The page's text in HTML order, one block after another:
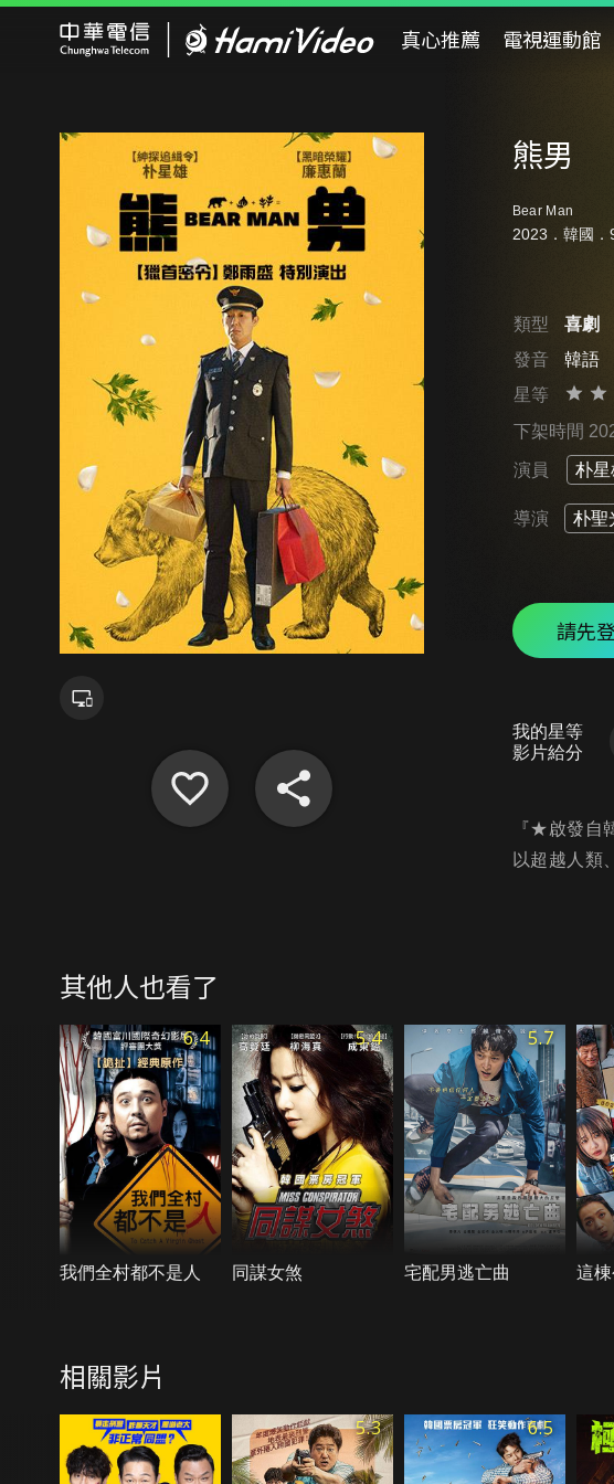
真心推薦 電視運動館
熊男
Bear Man
2023．韓國．
類型
喜劇
發音
韓語
星等
下架時間
演員 朴星
導演 朴聖
請先
我的星等
影片給分
『★啟發自
以超越人類
其他人也看了
6.4
我們全村都不是人
5.4
同謀女煞
5.7
宅配男逃亡曲 這
相關影片
5.3 6.5